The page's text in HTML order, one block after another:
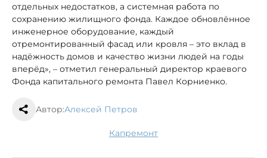
отдельных недостатков, а системная работа по
сохранению жилищного фонда. Каждое обновлённое
инженерное оборудование, каждый
отремонтированный фасад или кровля – это вклад в
надёжность домов и качество жизни людей на годы
вперёд», – отметил генеральный директор краевого
Фонда капитального ремонта Павел Корниенко.
Автор:Алексей Петров
капремонт